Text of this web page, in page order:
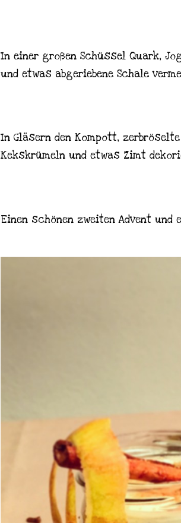
In einer großen Schüssel Quark,
und etwas abgeriebene Schale
In Gläsern den Kompott,
Kekskrümeln und etwas Zimt
Einen schönen zweiten Advent und